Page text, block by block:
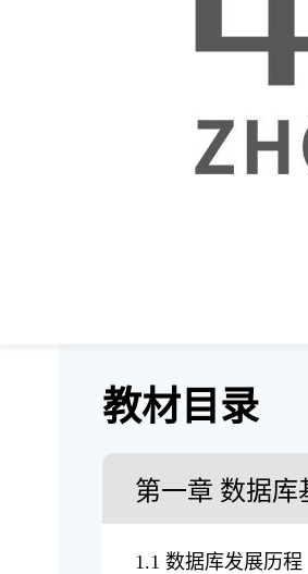
程、流程控制语句、函
MySQL与Node.js、PHP
Python、Java的交互.第7
教材目录
第一章 数据库
1.1 数据库发展历程